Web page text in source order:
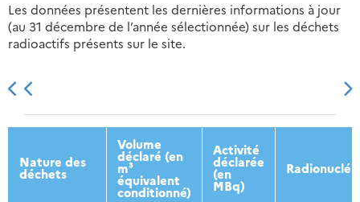
Les données présentent les dernières informations à jour
(au 31 décembre de l’année sélectionnée) sur les déchets
radioactifs présents sur le site.
2013 2014 2015 2016
Nature des
déchets
Volume
déclaré (en
m³
équivalent
conditionné)
Activité
déclarée
(en
MBq)